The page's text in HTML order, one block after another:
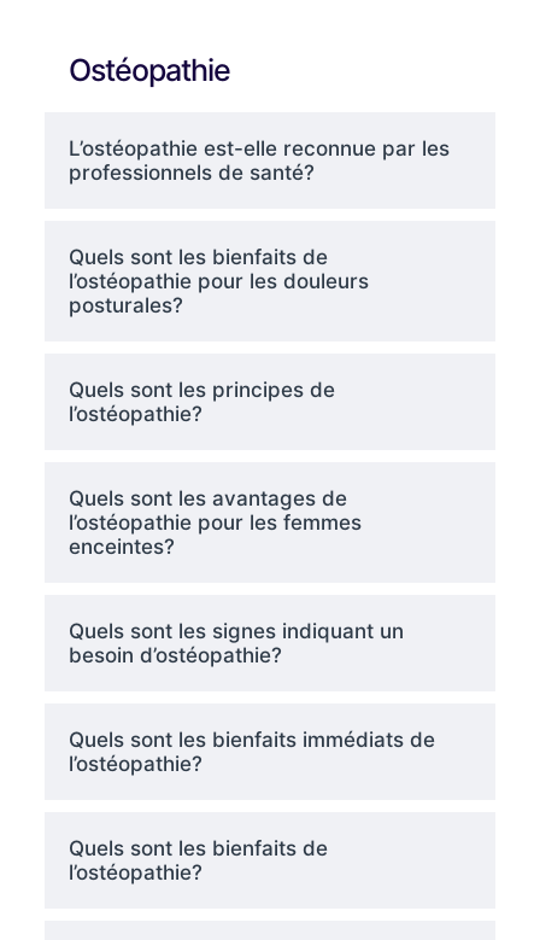
Ostéopathie
L’ostéopathie est-elle reconnue par les
professionnels de santé?
Quels sont les bienfaits de
l’ostéopathie pour les douleurs
posturales?
Quels sont les principes de
l’ostéopathie?
Quels sont les avantages de
l’ostéopathie pour les femmes
enceintes?
Quels sont les signes indiquant un
besoin d’ostéopathie?
Quels sont les bienfaits immédiats de
l’ostéopathie?
Quels sont les bienfaits de
l’ostéopathie?